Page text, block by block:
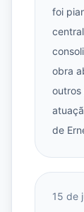
foi
obra
outros
de
15 de